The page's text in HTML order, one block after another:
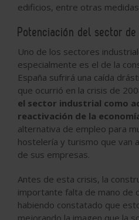
edificios, entre otras
Potenciación del sector
Uno de los sectores
especialmente es el de la
España sufrirá una caída
que ocurrió en la crisis de
el sector industrial como
reactivación de la
alternativa de empleo para
hostelería y turismo que van
de sus empresas.
Antes de esta crisis, la
importante falta de mano de
habiendo constatado que